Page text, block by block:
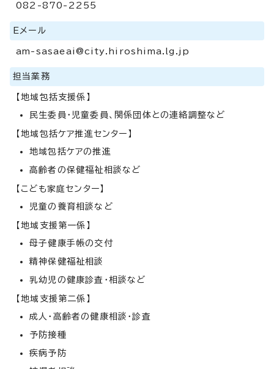
082-870-2255
Eメール
am-sasaeai@city.hiroshima.lg.jp
担当業務
【地域包括支援係】
民生委員・児童委員、関係団体との連絡調整など
【地域包括ケア推進センター】
地域包括ケアの推進
高齢者の保健福祉相談など
【こども家庭センター】
児童の養育相談など
【地域支援第一係】
母子健康手帳の交付
精神保健福祉相談
乳幼児の健康診査・相談など
【地域支援第二係】
成人・高齢者の健康相談・診査
予防接種
疾病予防